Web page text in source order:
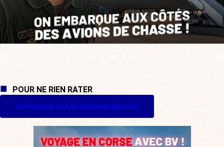
POUR NE RIEN RATER
Je m'inscris à La Quotidienne (gratuit)